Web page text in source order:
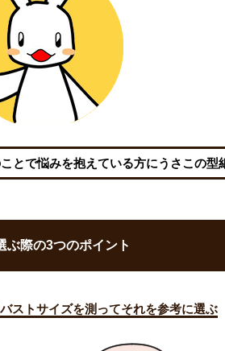
とで悩みを抱えている方にうさこの型
ぶ際の3つのポイント
ストサイズを測ってそれを参考に選ぶ